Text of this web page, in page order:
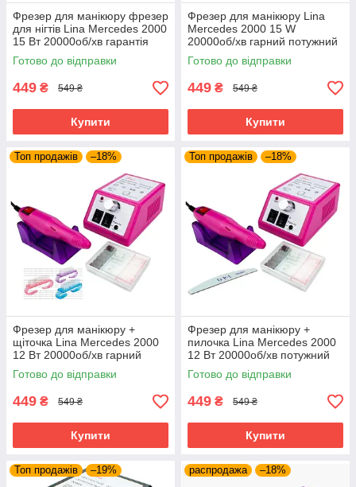
Фрезер для манікюру фрезер
для нігтів Lina Mercedes 2000
15 Вт 20000об/хв гарантія
манікюрний фрейзер Ліна
Готово до відправки
449 ₴ 549 ₴
Купити
Фрезер для манікюру Lina
Mercedes 2000 15 W
20000об/хв гарний потужний
професійний манікюрний
фрейзер Ліна
Готово до відправки
449 ₴ 549 ₴
Купити
Топ продажів –18%
Фрезер для манікюру +
щіточка Lina Mercedes 2000
12 Вт 20000об/хв гарний
манікюрний фрейм Ліна
Готово до відправки
449 ₴ 549 ₴
Купити
Топ продажів –18%
Фрезер для манікюру +
пилочка Lina Mercedes 2000
12 Вт 20000об/хв потужний
манікюрний фрейзер Ліна
Готово до відправки
449 ₴ 549 ₴
Купити
Топ продажів –19% распродажа –18%